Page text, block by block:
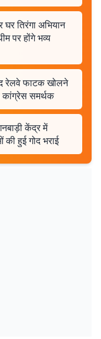
तिरंगा अभियान
पर होंगे भव्य
रेलवे फाटक खोलने
कांग्रेस समर्थक
केंद्र में
की हुई गोद भराई